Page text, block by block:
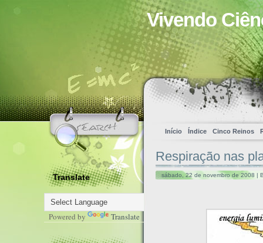
Vivendo
Início Índice Cinco Reinos
Translate
Powered by Translate
Respiração nas
sábado, 22 de novembro de 2008 |